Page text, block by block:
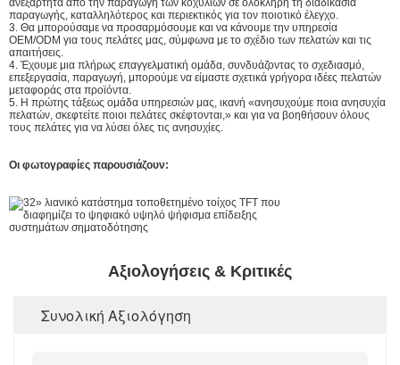
ανεξάρτητα από την παραγωγή των κοχυλιών σε ολόκληρη τη διαδικασία
παραγωγής, καταλληλότερος και περιεκτικός για τον ποιοτικό έλεγχο.
3. Θα μπορούσαμε να προσαρμόσουμε και να κάνουμε την υπηρεσία
OEM/ODM για τους πελάτες μας, σύμφωνα με το σχέδιο των πελατών και τις
απαιτήσεις.
4. Έχουμε μια πλήρως επαγγελματική ομάδα, συνδυάζοντας το σχεδιασμό,
επεξεργασία, παραγωγή, μπορούμε να είμαστε σχετικά γρήγορα ιδέες πελατών
μεταφοράς στα προϊόντα.
5. Η πρώτης τάξεως ομάδα υπηρεσιών μας, ικανή «ανησυχούμε ποια ανησυχία
πελατών, σκεφτείτε ποιοι πελάτες σκέφτονται,» και για να βοηθήσουν όλους
τους πελάτες για να λύσει όλες τις ανησυχίες.
Οι φωτογραφίες παρουσιάζουν:
Αξιολογήσεις & Κριτικές
Συνολική Αξιολόγηση